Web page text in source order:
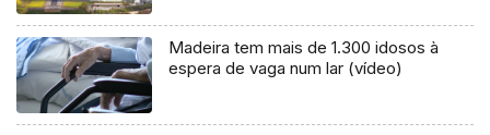
Madeira tem mais de 1.300 idosos à
espera de vaga num lar (vídeo)